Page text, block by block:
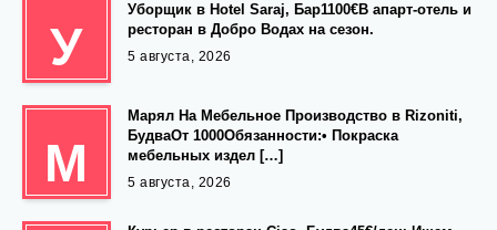
У
Уборщик в Hotel Saraj, Бар1100€В апарт-отель и
ресторан в Добро Водах на сезон.
5 августа, 2026
М
Марял На Мебельное Производство в Rizoniti,
БудваОт 1000Обязанности:• Покраска
мебельных издел […]
5 августа, 2026